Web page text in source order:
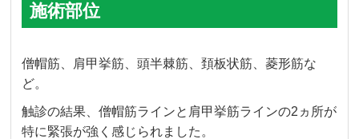
施術部位
僧帽筋、肩甲挙筋、頭半棘筋、頚板状筋、菱形筋な
ど。
触診の結果、僧帽筋ラインと肩甲挙筋ラインの2ヵ所が
特に緊張が強く感じられました。